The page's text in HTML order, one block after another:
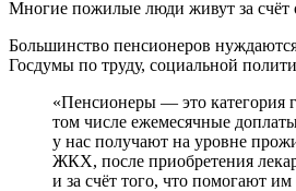
Многие пожилые люди живут за счёт
Большинство пенсионеров
Госдумы по труду, социальной
«Пенсионеры — это категория
том числе ежемесячные
у нас получают на уровне
ЖКХ, после приобретения
и за счёт того, что помогают